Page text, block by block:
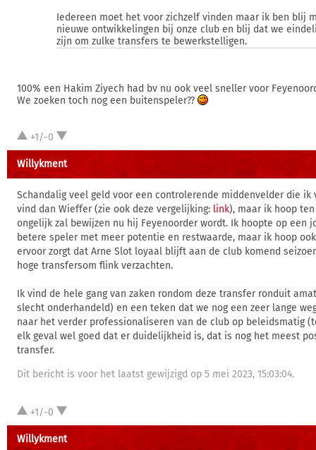
Iedereen moet het voor zichzelf vinden maar ik ben blij
nieuwe ontwikkelingen bij onze club en blij dat we
zijn om zulke transfers te bewerkstelligen.
100% een Hakim Ziyech had bv nu ook veel sneller voor
We zoeken toch nog een buitenspeler??
+1/-0
Willykment
Schandalig veel geld voor een controlerende middenvelder die ik
vind dan Wieffer (zie ook deze vergelijking: link), maar ik hoop
ongelijk zal bewijzen nu hij Feyenoorder wordt. Ik hoopte op een
betere speler met meer potentie en restwaarde, maar ik hoop
ervoor zorgt dat Arne Slot loyaal blijft aan de club komend
hoge transfersom flink verzachten.
Ik vind de hele gang van zaken rondom deze transfer ronduit
slecht onderhandeld) en een teken dat we nog een zeer lange
naar het verder professionaliseren van de club op beleidsmatig
elk geval wel goed dat er duidelijkheid is, dat is nog het meest
transfer.
Dit bericht is voor het laatst gewijzigd op 5 mei 2023, 15:03:04.
+1/-0
Willykment